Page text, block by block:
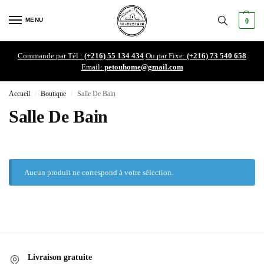
MENU 0
Commande par Tél : (+216) 55 134 434 Ou par Fixe: (+216) 73 540 658
Email: petouhome@gmail.com
Accueil / Boutique / Salle De Bain
Salle De Bain
Aucun produit ne correspond à votre sélection.
Livraison gratuite